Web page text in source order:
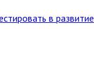
в развитие